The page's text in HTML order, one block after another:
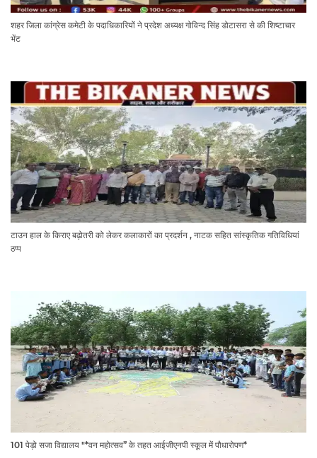
शहर जिला कांग्रेस कमेटी के पदाधिकारियों ने प्रदेश अध्यक्ष गोविन्द सिंह डोटासरा से की शिष्टाचार
भेंट
टाउन हाल के किराए बढ़ोतरी को लेकर कलाकारों का प्रदर्शन , नाटक सहित सांस्कृतिक गतिविधियां
ठप्प
101 पेड़ो सजा विद्यालय "*वन महोत्सव” के तहत आईजीएनपी स्कूल में पौधारोपण*